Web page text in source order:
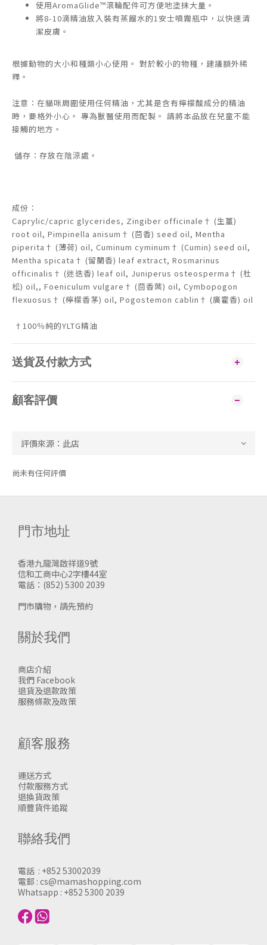
使用AromaGlide™滾輪配件可方便地塗抹大量。
將8-10滴精油放入裝有蒸餾水的1安士噴霧瓶中，以快速清
潔皮膚。
根據動物的大小和種類小心使用。 對於較小的物種，建議額外稀
釋。
注意：在貓咪周圍使用任何精油，尤其是含有檸檬酸成分的精油
時，要格外小心。 專為獸醫使用而配製。 請將本品放在兒童不能
接觸的地方。
儲存：存放在陰涼處。
成份：
Caprylic/capric glycerides, Zingiber officinale† (生薑)
root oil, Pimpinella anisum† (茴香) seed oil, Mentha
piperita† (薄荷) oil, Cuminum cyminum† (Cumin) seed oil,
Mentha spicata† (留蘭香) leaf extract, Rosmarinus
officinalis† (迷迭香) leaf oil, Juniperus osteosperma† (杜
松) oil,, Foeniculum vulgare† (茴香葉) oil, Cymbopogon
flexuosus† (檸檬香茅) oil, Pogostemon cablin† (廣霍香) oil
†100％純的YLTG精油
送貨及付款方式
顧客評價
尚未有任何評價
門市地址
香港九龍灣啟祥道9號
信和工商中心2字樓44室
電話：(852) 5300 2039
門市購物，請先預約
關於我們
商店介紹
我們 Facebook
退貨及退款政策
服務條款及政策
顧客服務
運送方式
付款服務方式
退換貨政策
順豐貨件追蹤
聯絡我們
電話 : +852 53002039
電郵 : cs@mamashopping.com
Whatsapp : +852 5300 2039